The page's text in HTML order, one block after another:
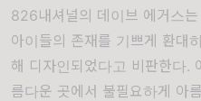
826내셔널의 데이브 에거스
아이들의 존재를 기쁘게 환대
해 디자인되었다고 비판한다.
름다운 곳에서 불필요하게 아